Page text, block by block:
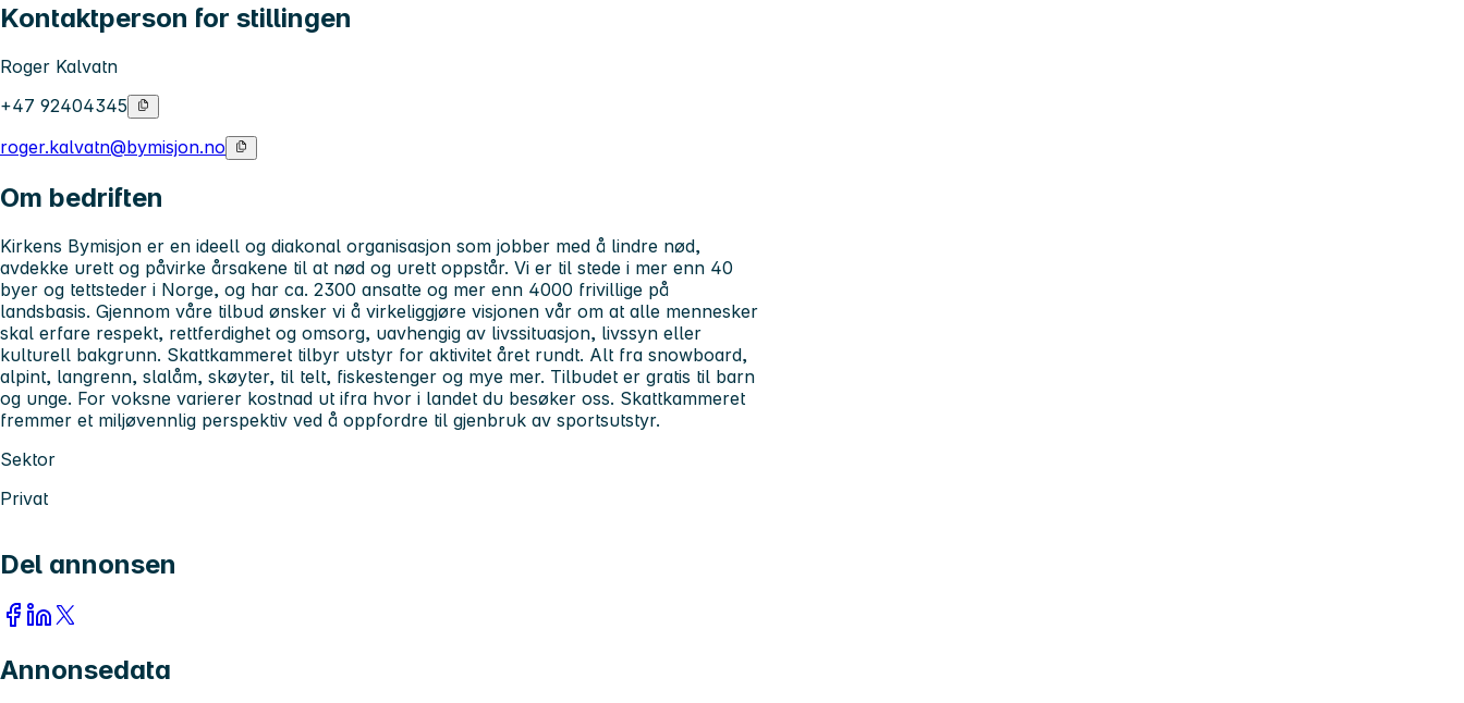
Kontaktperson for stillingen
Roger Kalvatn
+47 92404345
roger.kalvatn@bymisjon.no
Om bedriften
Kirkens Bymisjon er en ideell og diakonal organisasjon som jobber med å lindre nød,
avdekke urett og påvirke årsakene til at nød og urett oppstår. Vi er til stede i mer enn 40
byer og tettsteder i Norge, og har ca. 2300 ansatte og mer enn 4000 frivillige på
landsbasis. Gjennom våre tilbud ønsker vi å virkeliggjøre visjonen vår om at alle mennesker
skal erfare respekt, rettferdighet og omsorg, uavhengig av livssituasjon, livssyn eller
kulturell bakgrunn. Skattkammeret tilbyr utstyr for aktivitet året rundt. Alt fra snowboard,
alpint, langrenn, slalåm, skøyter, til telt, fiskestenger og mye mer. Tilbudet er gratis til barn
og unge. For voksne varierer kostnad ut ifra hvor i landet du besøker oss. Skattkammeret
fremmer et miljøvennlig perspektiv ved å oppfordre til gjenbruk av sportsutstyr.
Sektor
Privat
Del annonsen
Annonsedata